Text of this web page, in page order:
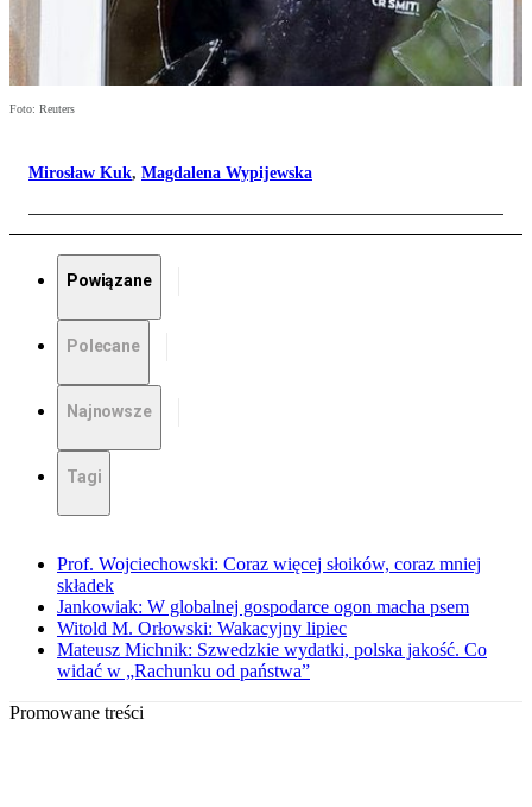
Foto: Reuters
Mirosław Kuk, Magdalena Wypijewska
Powiązane
Polecane
Najnowsze
Tagi
Prof. Wojciechowski: Coraz więcej słoików, coraz mniej
składek
Jankowiak: W globalnej gospodarce ogon macha psem
Witold M. Orłowski: Wakacyjny lipiec
Mateusz Michnik: Szwedzkie wydatki, polska jakość. Co
widać w „Rachunku od państwa”
Promowane treści